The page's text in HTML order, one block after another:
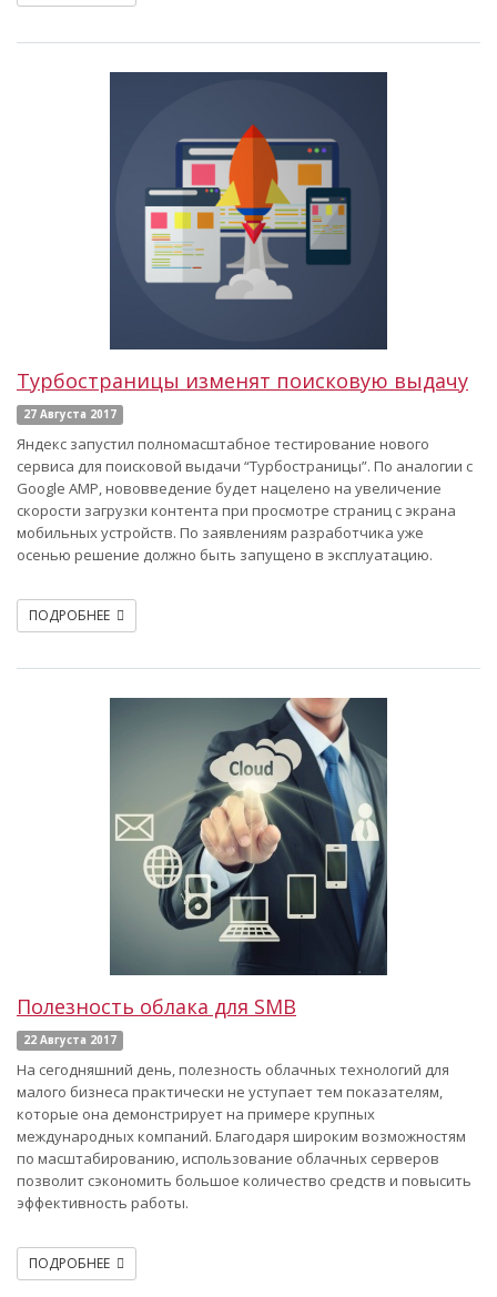
Турбостраницы изменят поисковую выдачу
27 Августа 2017
Яндекс запустил полномасштабное тестирование нового
сервиса для поисковой выдачи “Турбостраницы”. По аналогии с
Google AMP, нововведение будет нацелено на увеличение
скорости загрузки контента при просмотре страниц с экрана
мобильных устройств. По заявлениям разработчика уже
осенью решение должно быть запущено в эксплуатацию.
ПОДРОБНЕЕ
Полезность облака для SMB
22 Августа 2017
На сегодняшний день, полезность облачных технологий для
малого бизнеса практически не уступает тем показателям,
которые она демонстрирует на примере крупных
международных компаний. Благодаря широким возможностям
по масштабированию, использование облачных серверов
позволит сэкономить большое количество средств и повысить
эффективность работы.
ПОДРОБНЕЕ